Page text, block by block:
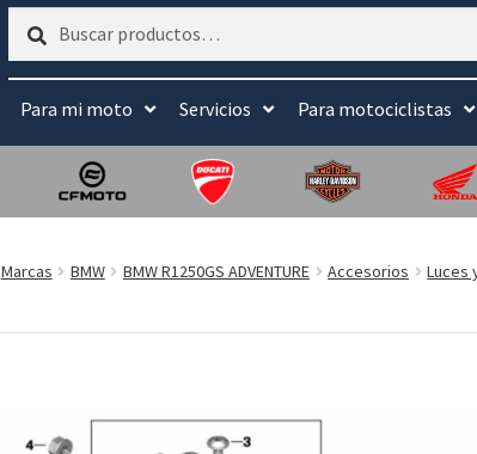
Buscar
Buscar
Para mi moto Servicios Para motociclistas
Marcas BMW BMW R1250GS ADVENTURE Accesorios Luces